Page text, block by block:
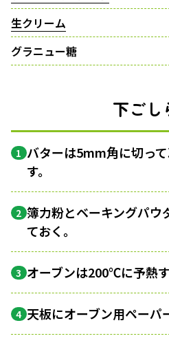
生クリーム
グラニュー糖
下ごし
1 バターは5mm角に切っ
す。
2 簿力粉とベーキングパウ
ておく。
3 オーブンは200℃に予熱す
4 天板にオーブン用ペーパ